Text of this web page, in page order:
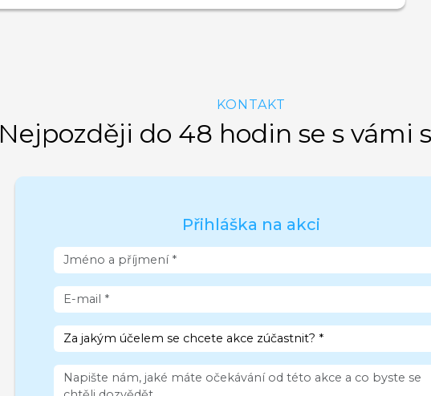
KONTAKT
Nejpozději do 48 hodin se s vámi
Přihláška na akci